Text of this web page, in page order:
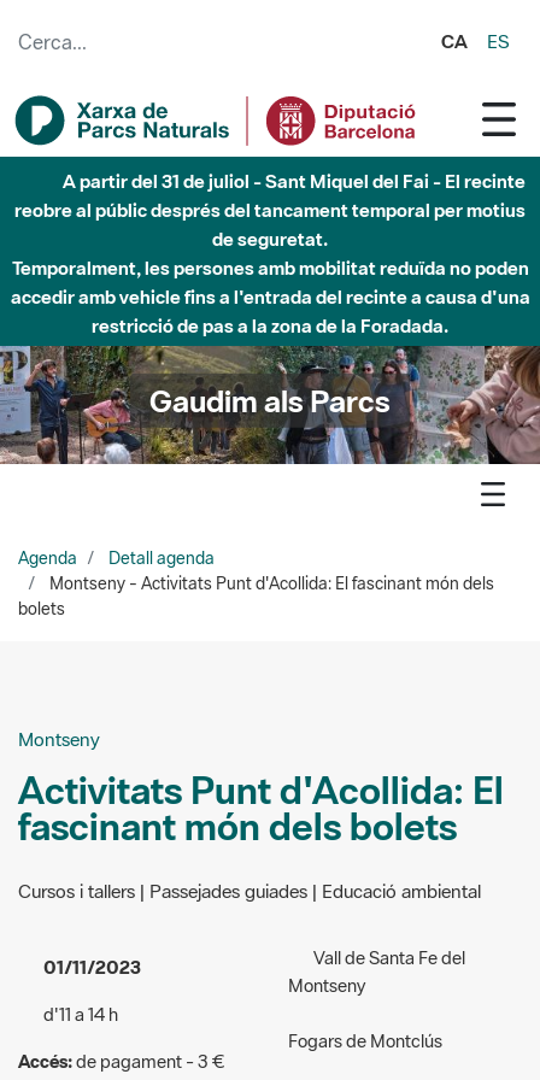
CA ES
Fins al desembre de 2026 - Parc Fluvial Besòs -
Afectacions a la llera del Parc Fluvial del Besòs degut a
obres de construcció d'una passera sobre el riu
Gaudim als Parcs
Agenda
Detall agenda
Montseny - Activitats Punt d'Acollida: El fascinant món dels
fascinant món dels bolets
Cursos i tallers | Passejades guiades | Educació ambiental
01/11/2023
Accés:de pagament - 3 €
Públic a qui va dirigida
l'activitat:
Montseny
Fogars de Montclús
Lloc de trobada:
Parc de Santa Fe del
Montseny (Línia L 573)